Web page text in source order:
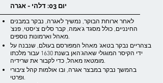
יום 03: דלהי - אגרה
לאחר ארוחת הבוקר, נמשיך לאגרה, נבקר במבנים
החינניים, כולל מסגד ג'אמה, קבר סלים צ'יסטי, פנצ'
מאהל וארמונות נוספים.
בצהריים נבקר בטאג' מאהל המפורסם בעולם, שנבנה על
ידי הקיסר המוגולי שאהג'האן בשנת 1630 עבור מלכתו
מומטאז מאהל, כדי לקבור את שרידיה.
בהמשך נבקר במבצר אגרה, ובו אולמות קהל ציבורי
ופרטי.